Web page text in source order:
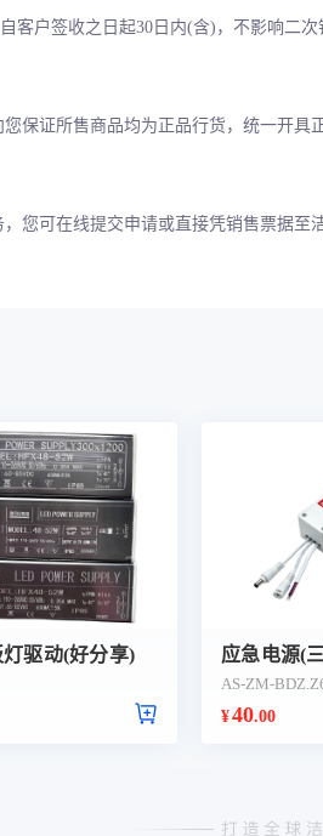
客户签收之日起30日内(含)，不影响二次
保证所售商品均为正品行货，统一开具
您可在线提交申请或直接凭销售票据至
驱动(好分享) 应急电源(
AS-ZM-
¥40.00